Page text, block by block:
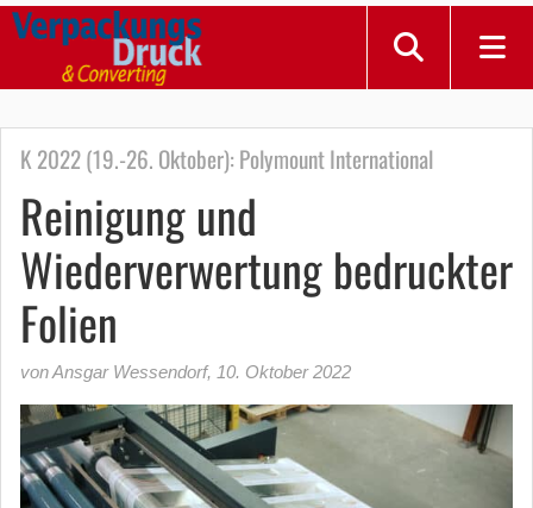
K 2022 (19.-26. Oktober): Polymount International
Reinigung und
Wiederverwertung bedruckter
Folien
von Ansgar Wessendorf, 10. Oktober 2022